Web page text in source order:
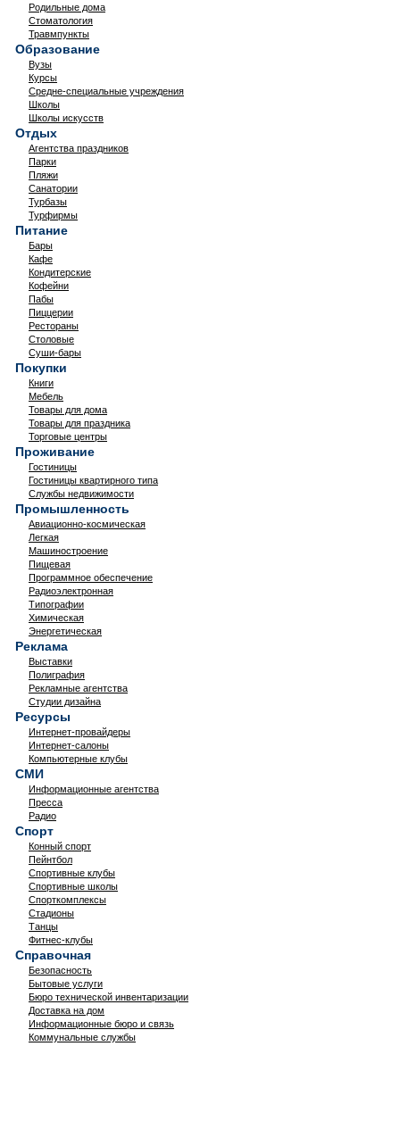
Родильные дома
Стоматология
Травмпункты
Образование
Вузы
Курсы
Средне-специальные учреждения
Школы
Школы искусств
Отдых
Агентства праздников
Парки
Пляжи
Санатории
Турбазы
Турфирмы
Питание
Бары
Кафе
Кондитерские
Кофейни
Пабы
Пиццерии
Рестораны
Столовые
Суши-бары
Покупки
Книги
Мебель
Товары для дома
Товары для праздника
Торговые центры
Проживание
Гостиницы
Гостиницы квартирного типа
Службы недвижимости
Промышленность
Авиационно-космическая
Легкая
Машиностроение
Пищевая
Программное обеспечение
Радиоэлектронная
Типографии
Химическая
Энергетическая
Реклама
Выставки
Полиграфия
Рекламные агентства
Студии дизайна
Ресурсы
Интернет-провайдеры
Интернет-салоны
Компьютерные клубы
СМИ
Информационные агентства
Пресса
Радио
Спорт
Конный спорт
Пейнтбол
Спортивные клубы
Спортивные школы
Спорткомплексы
Стадионы
Танцы
Фитнес-клубы
Справочная
Безопасность
Бытовые услуги
Бюро технической инвентаризации
Доставка на дом
Информационные бюро и связь
Коммунальные службы